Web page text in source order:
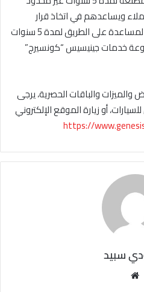
ويساعدهم في اتخاذ قرار
الشراء. تقدم الشركة أيضاً خدمة المساعدة على الطريق لمدة 5 سنوات
خدمات جينيسيس “كونسيرج”
والباقات الحصرية، يرجى
أو زيارة الموقع الإلكتروني
https://
سبيد